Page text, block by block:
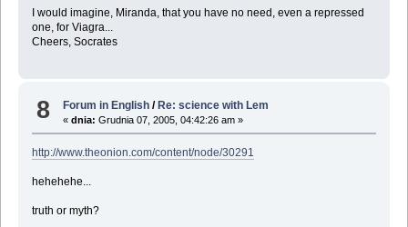
I would imagine, Miranda, that you have no need, even a repressed
one, for Viagra...
Cheers, Socrates
8 Forum in English /Re: science with Lem
«dnia: Grudnia 07, 2005, 04:42:26 am »
http://www.theonion.com/content/node/30291
hehehehe...
truth or myth?